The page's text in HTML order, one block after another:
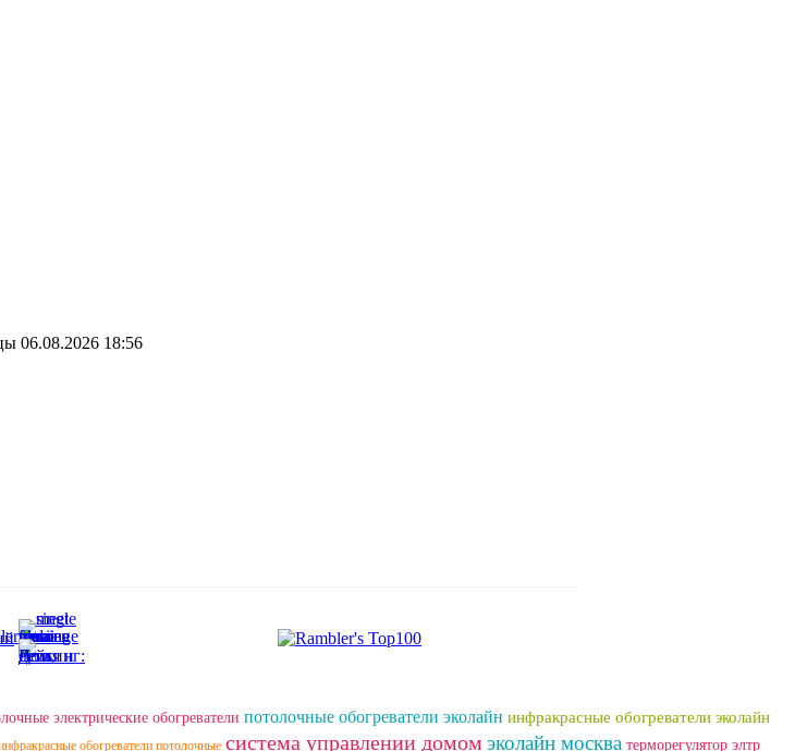
06.08.2026 18:56
электрические обогреватели потолочные обогреватели эколайн инфракрасные обогреватели эколайн
обогреватели потолочные система управлении домом эколайн москва терморегулятор элтр